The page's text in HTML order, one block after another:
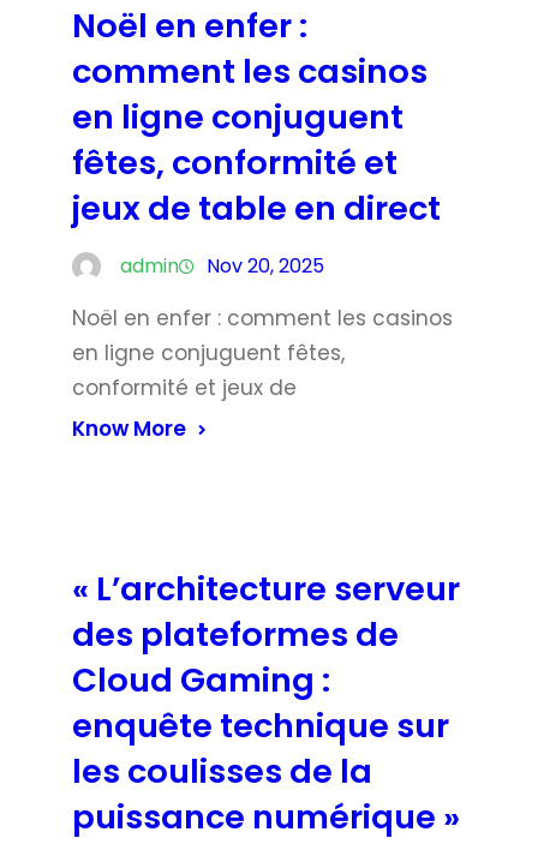
Noël en enfer :
comment les casinos
en ligne conjuguent
fêtes, conformité et
jeux de table en direct
admin Nov 20, 2025
Noël en enfer : comment les casinos
en ligne conjuguent fêtes,
conformité et jeux de
Know More
« L’architecture serveur
des plateformes de
Cloud Gaming :
enquête technique sur
les coulisses de la
puissance numérique »